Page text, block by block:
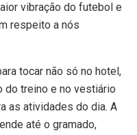
vibração do futebol e
respeito a nós
tocar não só no hotel,
do treino e no vestiário
as atividades do dia. A
até o gramado,